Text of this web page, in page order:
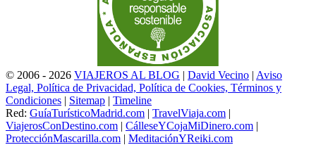
© 2006 - 2026 VIAJEROS AL BLOG | David Vecino | Aviso
Legal, Política de Privacidad, Política de Cookies, Términos y
Condiciones | Sitemap | Timeline
Red: GuíaTurísticoMadrid.com | TravelViaja.com |
ViajerosConDestino.com | CálleseYCojaMiDinero.com |
ProtecciónMascarilla.com | MeditaciónYReiki.com